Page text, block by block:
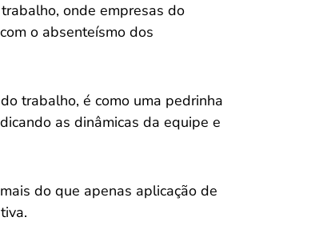
onde empresas do
o absenteísmo dos
trabalho, é como uma pedrinha
as dinâmicas da equipe e
do que apenas aplicação de